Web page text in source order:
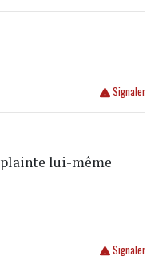
Signaler
lui-même
Signaler